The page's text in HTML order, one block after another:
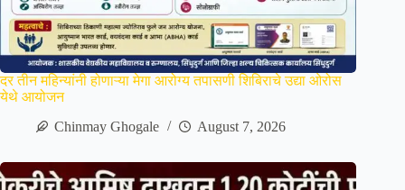
दर तीन महिन्यांनी होणाऱ्या मेगा आरोग्य तपासणी शिबिराचे उद्या ओरोस
येथे आयोजन
Chinmay Ghogale
August 7, 2026